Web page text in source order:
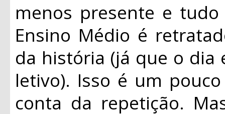
menos presente e
Ensino Médio é
da história (já que o dia
letivo). Isso é um
conta da repetição.